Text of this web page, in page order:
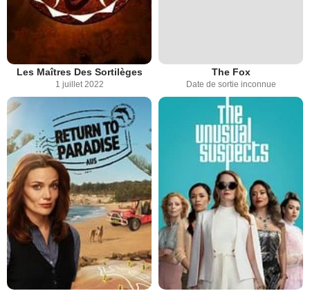
Les Maîtres Des Sortilèges
1 juillet 2022
The Fox
Date de sortie inconnue